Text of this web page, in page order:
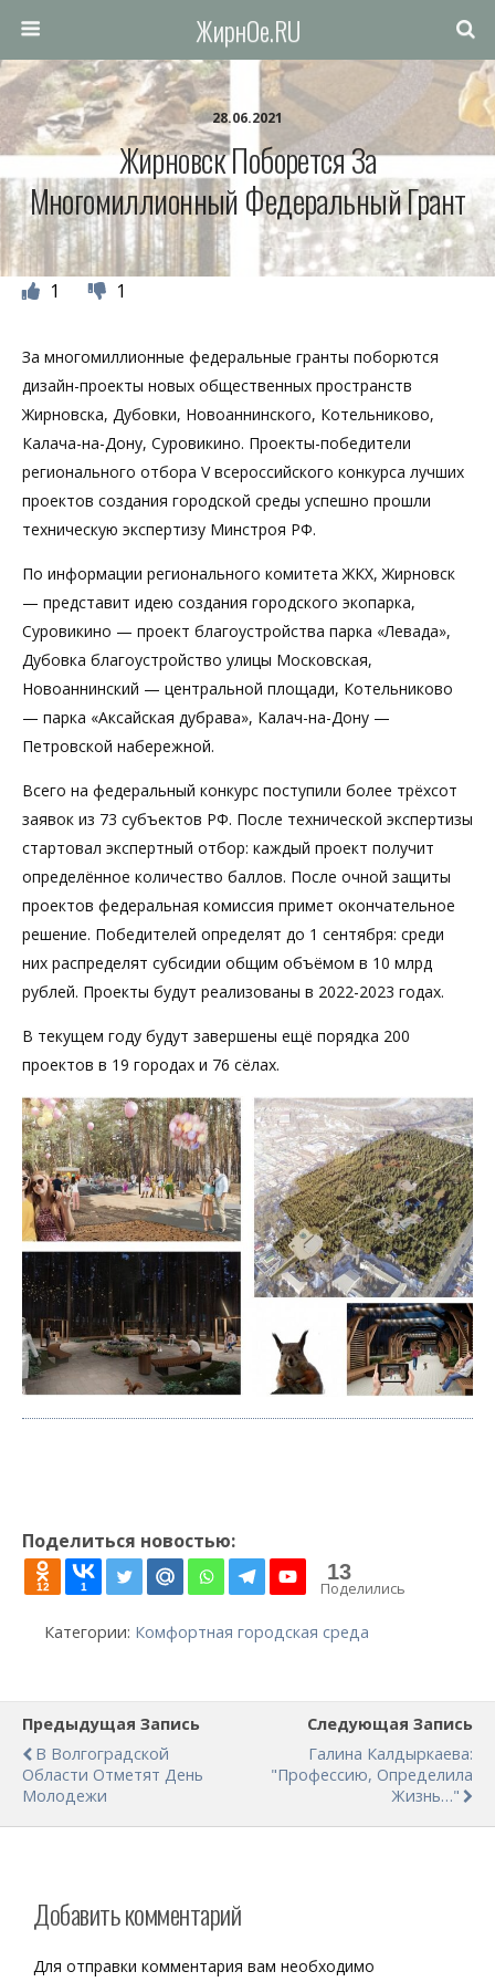
ЖирнОе.RU
28.06.2021
Жирновск Поборется За
Многомиллионный Федеральный Грант
1 1
За многомиллионные федеральные гранты поборются
дизайн-проекты новых общественных пространств
Жирновска, Дубовки, Новоаннинского, Котельниково,
Калача-на-Дону, Суровикино. Проекты-победители
регионального отбора V всероссийского конкурса лучших
проектов создания городской среды успешно прошли
техническую экспертизу Минстроя РФ.
По информации регионального комитета ЖКХ, Жирновск
— представит идею создания городского экопарка,
Суровикино — проект благоустройства парка «Левада»,
Дубовка благоустройство улицы Московская,
Новоаннинский — центральной площади, Котельниково
— парка «Аксайская дубрава», Калач-на-Дону —
Петровской набережной.
Всего на федеральный конкурс поступили более трёхсот
заявок из 73 субъектов РФ. После технической экспертизы
стартовал экспертный отбор: каждый проект получит
определённое количество баллов. После очной защиты
проектов федеральная комиссия примет окончательное
решение. Победителей определят до 1 сентября: среди
них распределят субсидии общим объёмом в 10 млрд
рублей. Проекты будут реализованы в 2022-2023 годах.
В текущем году будут завершены ещё порядка 200
проектов в 19 городах и 76 сёлах.
Поделиться новостью:
12 1
13
Поделились
Категории: Комфортная городская среда
Предыдущая Запись
В Волгоградской
Области Отметят День
Молодежи
Следующая Запись
Галина Калдыркаева:
"Профессию, Определила
Жизнь…"
Добавить комментарий
Для отправки комментария вам необходимо